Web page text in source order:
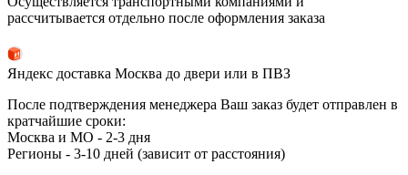
рассчитывается отдельно после оформления заказа
Яндекс доставка Москва до двери или в ПВЗ
После подтверждения менеджера Ваш заказ будет отправлен в
кратчайшие сроки:
Москва и МО - 2-3 дня
Регионы - 3-10 дней (зависит от расстояния)